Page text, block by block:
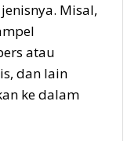
Misal,
atau
dan lain
ke dalam